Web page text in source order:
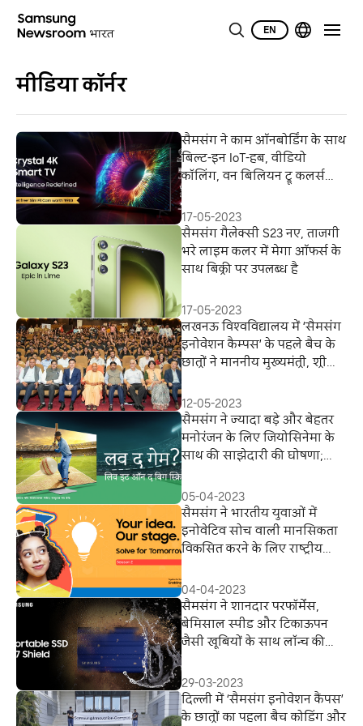
EN
मीडिया कॉर्नर
सैमसंग ने काम ऑनबोर्डिंग के साथ
बिल्ट-इन IoT-हब, वीडियो
कॉलिंग, वन बिलियन ट्रू कलर्स
फीचर्स के साथ लॉन्च किया
क्रिस्टल 4K iस्मार्ट UHD TV 2023
का नया लाइनअप
17-05-2023
सैमसंग गैलेक्सी S23 नए, ताजगी
भरे लाइम कलर में मेगा ऑफर्स के
साथ बिक्री पर उपलब्ध है
17-05-2023
लखनऊ विश्‍वविद्यालय में ‘सैमसंग
इनोवेशन कैम्‍पस’ के पहले बैच के
छात्रों ने माननीय मुख्‍यमंत्री, श्री
उपस्थिति में हासिल की एआई,
आईओटी, बिग डाटा, कोडिंग और
प्रोग्रामिंग पाठ्यक्रम में स्‍नातक
डिग्री
12-05-2023
सैमसंग ने ज्यादा बड़े और बेहतर
मनोरंजन के लिए जियोसिनेमा के
साथ की साझेदारी की घोषणा;
लीजिए स्टेडियम जैसे माहौल का
मजा
05-04-2023
सैमसंग ने भारतीय युवाओं में
इनोवेटिव सोच वाली मानसिकता
विकसित करने के लिए राष्‍ट्रीय
टुमारो’ का दूसरा संस्‍करण किया
लॉन्‍च, आईआईटी दिल्‍ली और
एमईआईटीवाई स्‍टार्टअप हब के
साथ की साझेदारी, शीर्ष तीन
04-04-2023
सैमसंग ने शानदार परफॉर्मेंस,
बेमिसाल स्पीड और टिकाऊपन
जैसी खूबियों के साथ लॉन्च की
SSD; क्रिएटिव प्रोफेशनल्स और
आउटडोर यूजर्स के लिए उपयोगी
29-03-2023
दिल्ली में ‘सैमसंग इनोवेशन कैंपस’
के छात्रों का पहला बैच कोडिंग और